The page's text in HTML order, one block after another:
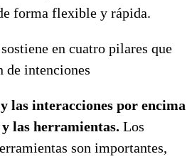
forma flexible y rápida.
en cuatro pilares que
de intenciones
las interacciones por encima
y las herramientas. Los
son importantes,